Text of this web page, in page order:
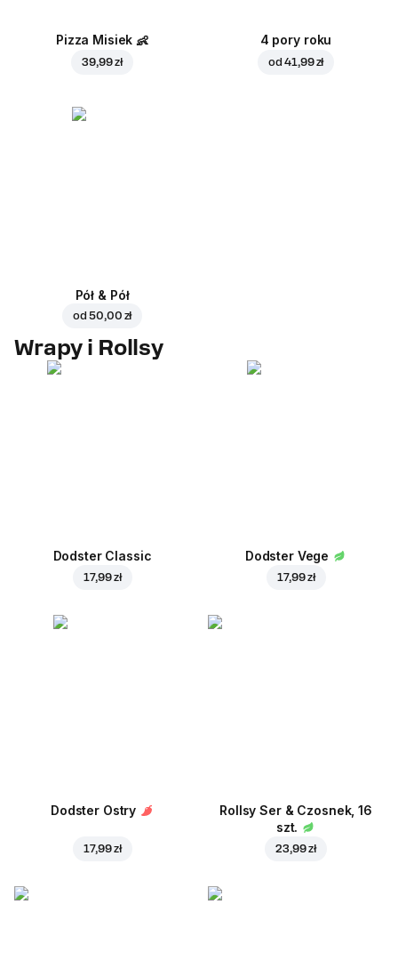
Pizza Misiek 👶
39,99 zł
4 pory roku
od41,99 zł
Pół & Pół
od50,00 zł
Wrapy i Rollsy
Dodster Classic
17,99 zł
Dodster Vege
17,99 zł
Dodster Ostry
17,99 zł
Rollsy Ser & Czosnek, 16
szt.
23,99 zł